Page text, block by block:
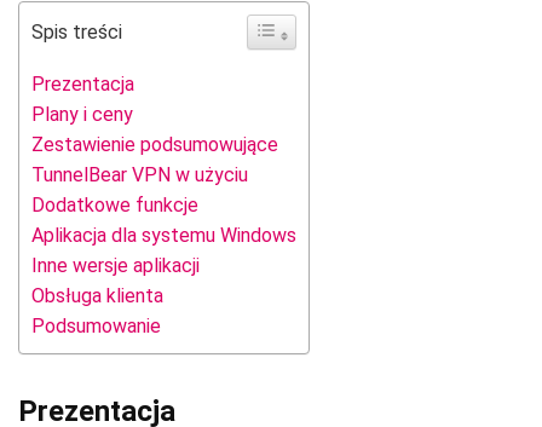
Spis treści
Prezentacja
Plany i ceny
Zestawienie podsumowujące
TunnelBear VPN w użyciu
Dodatkowe funkcje
Aplikacja dla systemu Windows
Inne wersje aplikacji
Obsługa klienta
Podsumowanie
Prezentacja